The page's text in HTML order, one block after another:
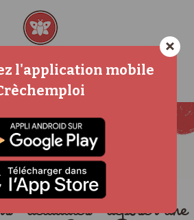
actualités
déposer une
×
l'application mobile